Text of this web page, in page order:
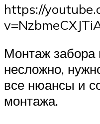
https://
Монтаж забора
несложно,
все нюансы и
монтажа.